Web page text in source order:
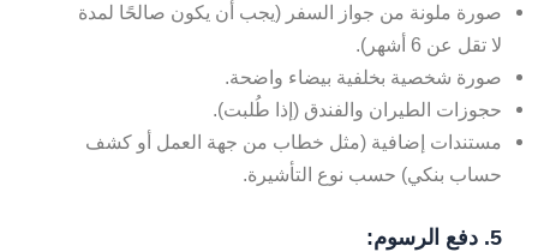
صورة ملونة من جواز السفر (يجب أن يكون صالحًا لمدة
لا تقل عن 6 أشهر).
صورة شخصية بخلفية بيضاء واضحة.
حجوزات الطيران والفندق (إذا طُلبت).
مستندات إضافية (مثل خطاب من جهة العمل أو كشف
حساب بنكي) حسب نوع التأشيرة.
5. دفع الرسوم: